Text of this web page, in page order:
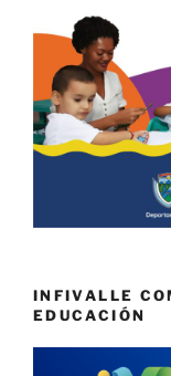
INFIVALLE
EDUCACIÓN